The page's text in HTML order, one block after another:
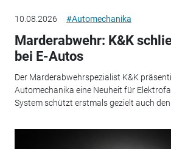
10.08.2026 #Automechanika
Marderabwehr: K&K
bei E-Autos
Der Marderabwehrspezialist K&K
Automechanika eine Neuheit für
System schützt erstmals gezielt auch den